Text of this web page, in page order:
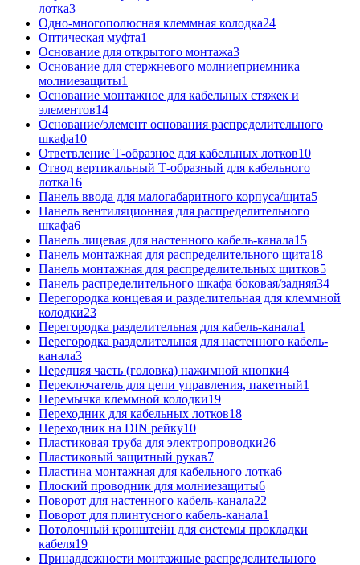
лотка3
Одно-многополюсная клеммная колодка24
Оптическая муфта1
Основание для открытого монтажа3
Основание для стержневого молниеприемника
молниезащиты1
Основание монтажное для кабельных стяжек и
элементов14
Основание/элемент основания распределительного
шкафа10
Ответвление Т-образное для кабельных лотков10
Отвод вертикальный Т-образный для кабельного
лотка16
Панель ввода для малогабаритного корпуса/щита5
Панель вентиляционная для распределительного
шкафа6
Панель лицевая для настенного кабель-канала15
Панель монтажная для распределительного щита18
Панель монтажная для распределительных щитков5
Панель распределительного шкафа боковая/задняя34
Перегородка концевая и разделительная для клеммной
колодки23
Перегородка разделительная для кабель-канала1
Перегородка разделительная для настенного кабель-
канала3
Передняя часть (головка) нажимной кнопки4
Переключатель для цепи управления, пакетный1
Перемычка клеммной колодки19
Переходник для кабельных лотков18
Переходник на DIN рейку10
Пластиковая труба для электропроводки26
Пластиковый защитный рукав7
Пластина монтажная для кабельного лотка6
Плоский проводник для молниезащиты6
Поворот для настенного кабель-канала22
Поворот для плинтусного кабель-канала1
Потолочный кронштейн для системы прокладки
кабеля19
Принадлежности монтажные распределительного